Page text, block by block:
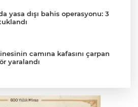
yasa dışı bahis operasyonu: 3
camına kafasını çarpan
yaralandı
alevler söndürüldü